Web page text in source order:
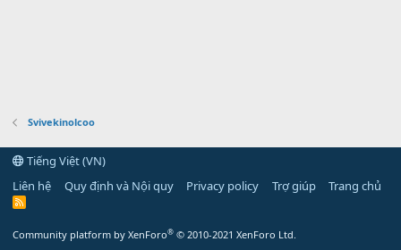
Svivekinolcoo
Tiếng Việt (VN)
Liên hệ
Quy định và Nội quy Privacy policy Trợ giúp Trang chủ
R
Community platform by XenForo® © 2010-2021 XenForo Ltd.